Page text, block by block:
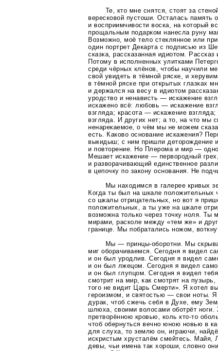
Те, кто мне снятся, стоят за
вересковой пустоши. Осталась память
и восприимчивости воска, на который
прощальным подарком нанесла руну
Возможно, моё тело стеклянное или
один портрет Декарта с подписью из
сказка, рассказанная идиотом.
Потому в исполненных улитками
среди чёрных клёнов, чтобы научили
свой увидеть в тёмной ряске, и
в тёмной ряске при открытых глазках
и держался на весу в идиотом
уродство и ненависть — искажение
искажено всё: любовь — искажение
взгляда; красота — искажение
взгляда. И других нет; а то, на что
ненарекаемое, о чём мы не можем
есть. Каково основание искажения?
выкидыш; с ним пришли деторождение
и повторение. Но Плерома и мир —
Мешает искажение — первородный
и разворачивающий единственное
в цепочку по закону основания. Не
Мы находимся в галерее кривых
Когда ты был на шкале положительных
со шкалы отрицательных, но вот я
положительных, а ты уже на шкале
возможна только через точку ноля. Ты
мирами, расколе между «тем же» и
границе. Мы побратались ножом,
Мы —принцы-оборотни . Мы
миг оборачиваемся. Сегодня я видел
и он был уродлив. Сегодня я видел
и он был лжецом. Сегодня я видел
и он был глупцом. Сегодня я видел
смотрит на мир, как смотрят на
того не видит Царь Смерти». Я хотел
героизмом, и святостью — свои ноты. Я
дурак, чтоб сжечь себя в Духе, ему
шлюха, своими волосами оботрёт
претворённою кровью, колькто-то
чтоб обернуться вечно юною новью в
для слуха, то землю он, играючи,
искристым хрусталём смейтесь. Майя,
девы, чьи имена так хороши, словно